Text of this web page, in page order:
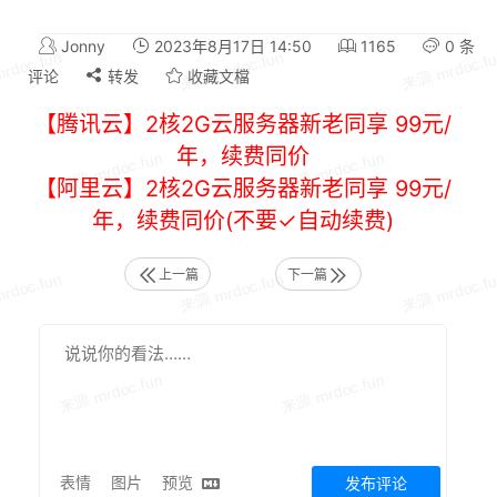
Jonny 2023年8月17日 14:50 1165
0 条
评论
转发 收藏文檔
【腾讯云】2核2G云服务器新老同享 99元/
年，续费同价
【阿里云】2核2G云服务器新老同享 99元/
年，续费同价(不要✓自动续费)
上一篇 下一篇
表情 图片 预览 发布评论